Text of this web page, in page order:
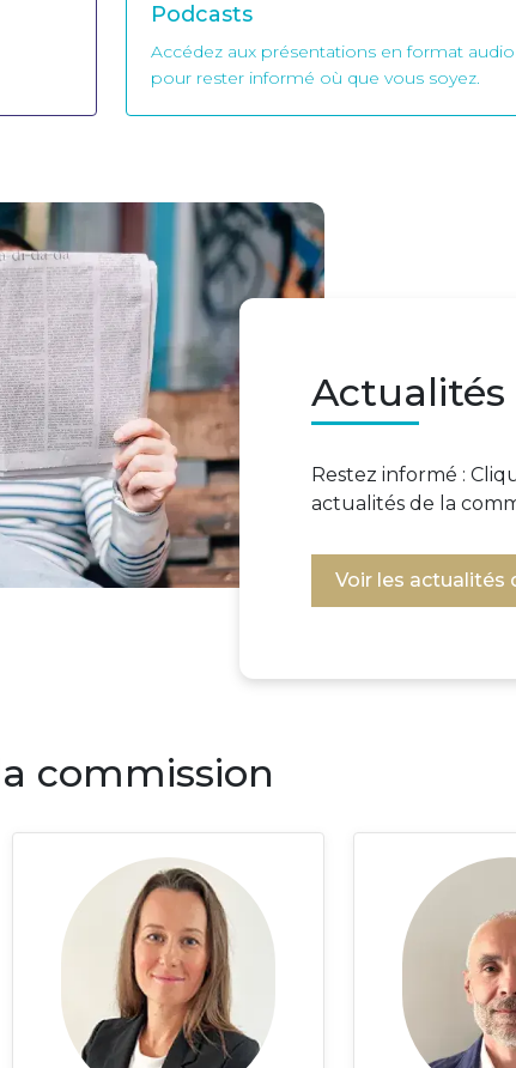
Podcasts
Accédez aux présentations en format audio
pour rester informé où que vous soyez.
Actualités
Restez informé :
actualités de la
Voir les actualités
commission